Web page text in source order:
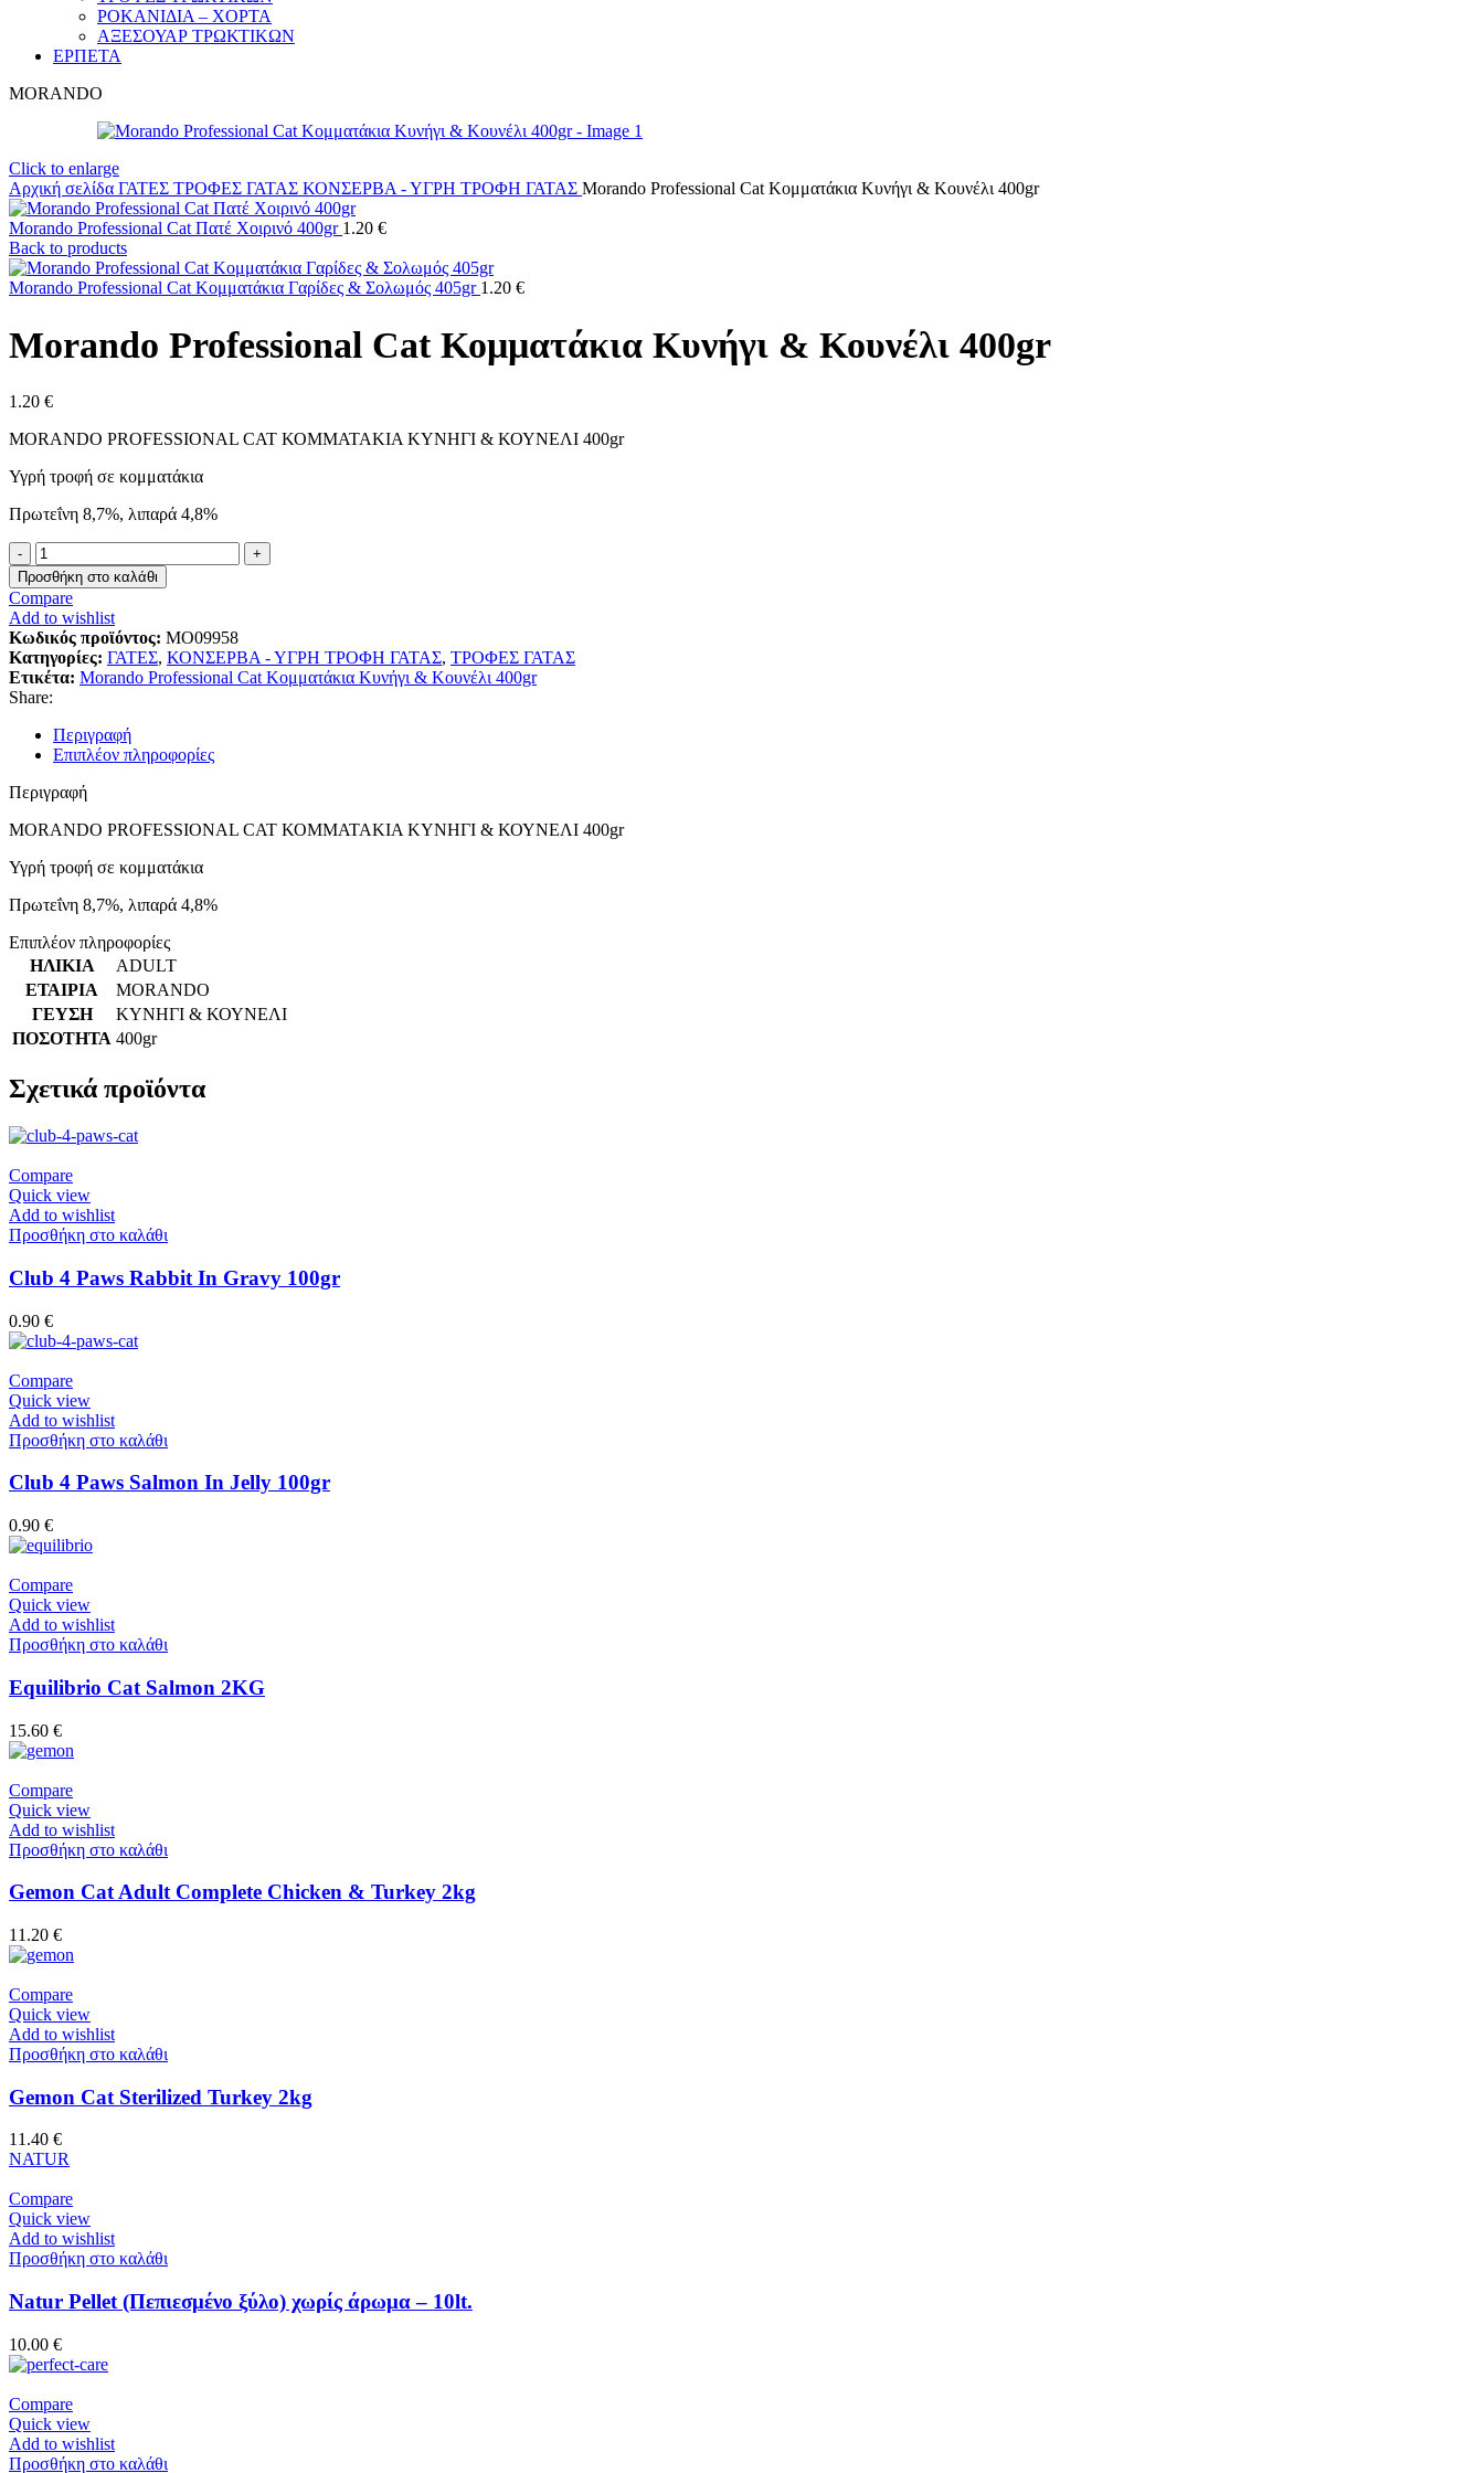
ΡΟΚΑΝΙΔΙΑ – ΧΟΡΤΑ
ΑΞΕΣΟΥΑΡ ΤΡΩΚΤΙΚΩΝ
ΕΡΠΕΤΑ
MORANDO
Click to enlarge
Αρχική σελίδα ΓΑΤΕΣ ΤΡΟΦΕΣ ΓΑΤΑΣ ΚΟΝΣΕΡΒΑ - ΥΓΡΗ ΤΡΟΦΗ ΓΑΤΑΣ Morando Professional Cat Κομματάκια Κυνήγι & Κουνέλι 400gr
Morando Professional Cat Πατέ Χοιρινό 400gr 1.20 €
Back to products
Morando Professional Cat Κομματάκια Γαρίδες & Σολωμός 405gr 1.20 €
Morando Professional Cat Κομματάκια Κυνήγι & Κουνέλι 400gr
1.20 €
MORANDO PROFESSIONAL CAT ΚΟΜΜΑΤΑΚΙΑ ΚΥΝΗΓΙ & ΚΟΥΝΕΛΙ 400gr
Υγρή τροφή σε κομματάκια
Πρωτεΐνη 8,7%, λιπαρά 4,8%
Morando
Professional
Cat
Κομματάκια
Κυνήγι
&
Κουνέλι
400gr
ποσότητα
Προσθήκη στο καλάθι
Compare
Add to wishlist
Κωδικός προϊόντος: MO09958
Κατηγορίες: ΓΑΤΕΣ, ΚΟΝΣΕΡΒΑ - ΥΓΡΗ ΤΡΟΦΗ ΓΑΤΑΣ, ΤΡΟΦΕΣ ΓΑΤΑΣ
Ετικέτα: Morando Professional Cat Κομματάκια Κυνήγι & Κουνέλι 400gr
Share:
Περιγραφή
Επιπλέον πληροφορίες
Περιγραφή
MORANDO PROFESSIONAL CAT ΚΟΜΜΑΤΑΚΙΑ ΚΥΝΗΓΙ & ΚΟΥΝΕΛΙ 400gr
Υγρή τροφή σε κομματάκια
Πρωτεΐνη 8,7%, λιπαρά 4,8%
Επιπλέον πληροφορίες
ΗΛΙΚΙΑ
ADULT
ΕΤΑΙΡΙΑ
MORANDO
ΓΕΥΣΗ
ΚΥΝΗΓΙ & ΚΟΥΝΕΛΙ
ΠΟΣΟΤΗΤΑ 400gr
Σχετικά προϊόντα
Compare
Quick view
Add to wishlist
Προσθήκη στο καλάθι
Club 4 Paws Rabbit In Gravy 100gr
0.90 €
Compare
Quick view
Add to wishlist
Προσθήκη στο καλάθι
Club 4 Paws Salmon In Jelly 100gr
0.90 €
Compare
Quick view
Add to wishlist
Προσθήκη στο καλάθι
Equilibrio Cat Salmon 2KG
15.60 €
Compare
Quick view
Add to wishlist
Προσθήκη στο καλάθι
Gemon Cat Adult Complete Chicken & Turkey 2kg
11.20 €
Compare
Quick view
Add to wishlist
Προσθήκη στο καλάθι
Gemon Cat Sterilized Turkey 2kg
11.40 €
NATUR
Compare
Quick view
Add to wishlist
Προσθήκη στο καλάθι
Natur Pellet (Πεπιεσμένο ξύλο) χωρίς άρωμα – 10lt.
10.00 €
Compare
Quick view
Add to wishlist
Προσθήκη στο καλάθι